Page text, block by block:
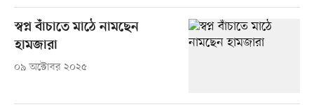
স্বপ্ন বাঁচাতে মাঠে নামছেন
হামজারা
০৯ অক্টোবর ২০২৫